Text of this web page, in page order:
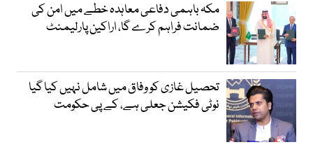
مکہ باہمی دفاعی معاہدہ خطے میں امن کی
ضمانت فراہم کرے گا، اراکین پارلیمنٹ
تحصیل غازی کو وفاق میں شامل نہیں کیا گیا
نوٹی فکیشن جعلی ہے، کے پی حکومت